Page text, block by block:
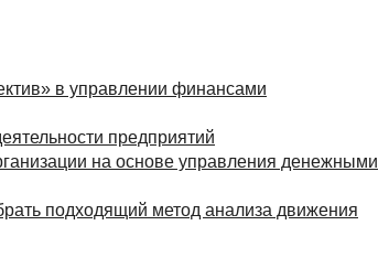
в управлении финансами
предприятий
на основе управления денежными
подходящий метод анализа движения